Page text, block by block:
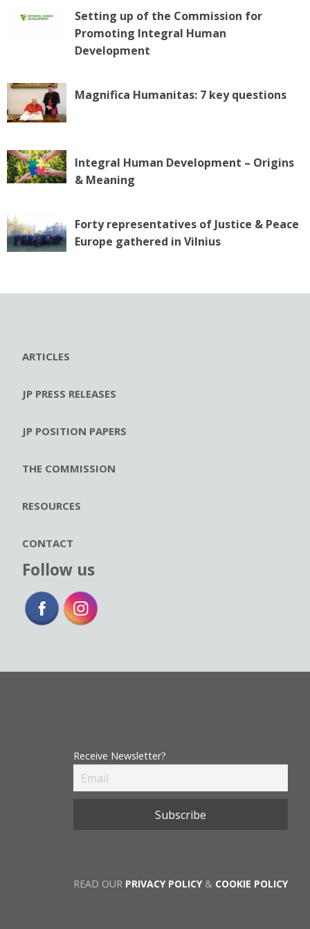
Setting up of the Commission for
Promoting Integral Human
Development
Magnifica Humanitas: 7 key questions
Integral Human Development – Origins
& Meaning
Forty representatives of Justice & Peace
Europe gathered in Vilnius
ARTICLES
JP PRESS RELEASES
JP POSITION PAPERS
THE COMMISSION
RESOURCES
CONTACT
Follow us
Receive Newsletter?
READ OUR PRIVACY POLICY& COOKIE POLICY